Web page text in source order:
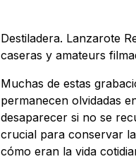
Destiladera. Lanzarote
caseras y amateurs
Muchas de estas
permanecen olvidadas
desaparecer si no se
crucial para conservar
cómo eran la vida